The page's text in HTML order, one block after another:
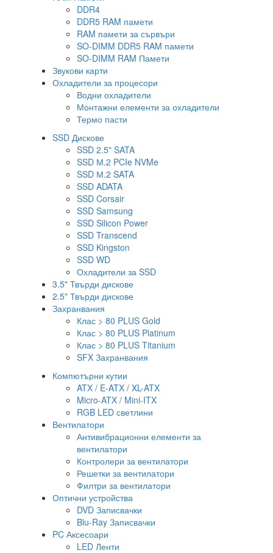
DDR4
DDR5 RAM памети
RAM памети за сървъри
SO-DIMM DDR5 RAM памети
SO-DIMM RAM Памети
Звукови карти
Охладители за процесори
Водни охладители
Монтажни елементи за охладители
Термо пасти
SSD Дискове
SSD 2.5" SATA
SSD М.2 PCIe NVMe
SSD М.2 SATA
SSD ADATA
SSD Corsair
SSD Samsung
SSD Silicon Power
SSD Transcend
SSD Kingston
SSD WD
Охладители за SSD
3.5" Твърди дискове
2.5" Твърди дискове
Захранвания
Клас > 80 PLUS Gold
Клас > 80 PLUS Platinum
Клас > 80 PLUS Titanium
SFX Захранвания
Компютърни кутии
ATX / E-ATX / XL-ATX
Micro-ATX / Mini-ITX
RGB LED светлини
Вентилатори
Антивибрационни елементи за
вентилатори
Контролери за вентилатори
Решетки за вентилатори
Филтри за вентилатори
Оптични устройства
DVD Записвачки
Blu-Ray Записвачки
PC Аксесоари
LED Ленти